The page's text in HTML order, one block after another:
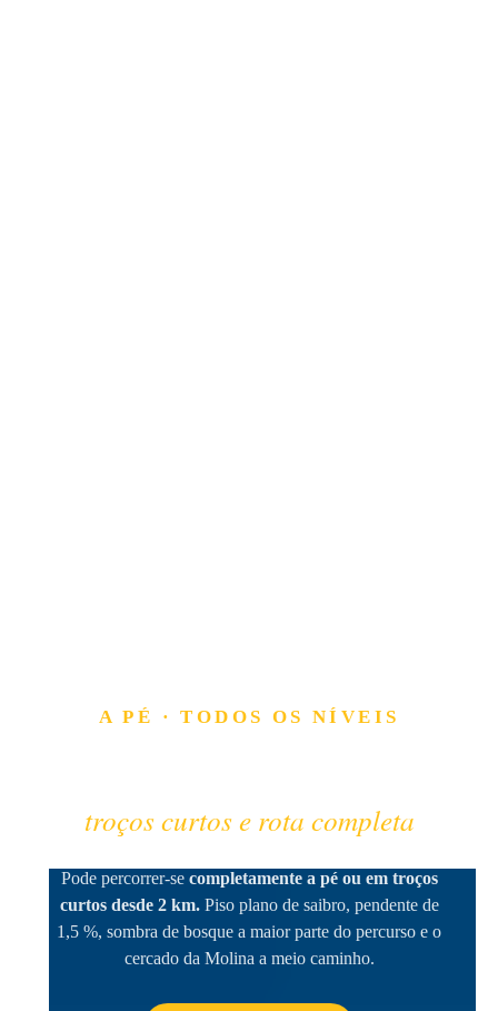
A PÉ · TODOS OS NÍVEIS
troços curtos e rota completa
Pode percorrer-se completamente a pé ou em troços
curtos desde 2 km.Piso plano de saibro, pendente de
1,5 %, sombra de bosque a maior parte do percurso e o
cercado da Molina a meio caminho.